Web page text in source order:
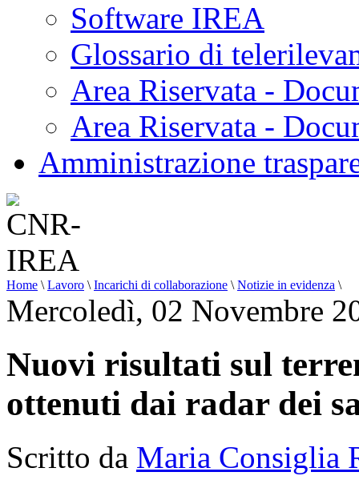
Software IREA
Glossario di
Area Riservata -
Area Riservata -
Amministrazione
Home \ Lavoro \ Incarichi di collaborazione \ Notizie in evidenza \
Mercoledì, 02 Novembre
Nuovi risultati sul
ottenuti dai radar dei
Scritto da Maria Consiglia